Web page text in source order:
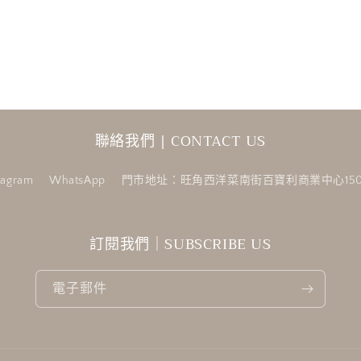
聯絡我們 | CONTACT US
WhatsApp 門市地址：旺角西洋菜南街百寶利商業中心
訂閱我們｜SUBSCRIBE US
電子郵件